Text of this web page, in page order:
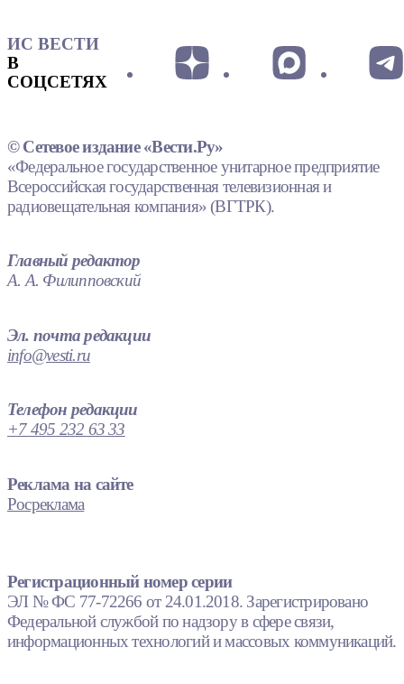
ИС ВЕСТИ
В
СОЦСЕТЯХ
© Сетевое издание «Вести.Ру»
«Федеральное государственное унитарное предприятие
Всероссийская государственная телевизионная и
радиовещательная компания» (ВГТРК).
Главный редактор
А. А. Филипповский
Эл. почта редакции
info@vesti.ru
Телефон редакции
+7 495 232 63 33
Реклама на сайте
Росреклама
Регистрационный номер серии
ЭЛ № ФС 77-72266 от 24.01.2018. Зарегистрировано
Федеральной службой по надзору в сфере связи,
информационных технологий и массовых коммуникаций.